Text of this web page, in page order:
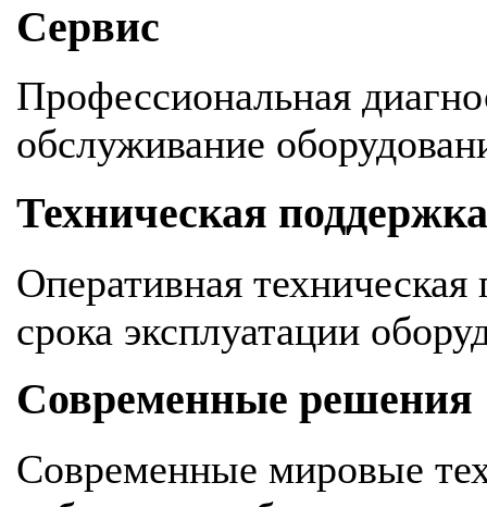
Сервис
Профессиональная
обслуживание
Техническая поддержка
Оперативная техническая
срока эксплуатации
Современные решения
Современные мировые